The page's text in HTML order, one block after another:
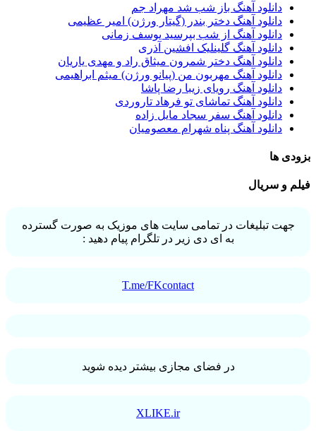
دانلود آهنگ باز شب شد مهراد جم
دانلود آهنگ دختر بندر (گیتار ورژن) امیر عظیمی
دانلود آهنگ از شب بپرسید یوسف زمانی
دانلود آهنگ گلینلیک افشین آذری
دانلود آهنگ دختر شمرون میثاق راد و مهدی یاریان
دانلود آهنگ مهربون من (پیانو ورژن) میثم ابراهیمی
دانلود آهنگ رویای زیبا رضا پاشا
دانلود آهنگ تماشای تو فرهاد تاروردی
دانلود آهنگ سفر سجاد مایل زاده
دانلود آهنگ پناه شهرام معصومیان
بزودی ها
فیلم و سریال
جهت تبلیغات در تمامی سایت های موزیک به صورت گسترده
به ای دی زیر در تلگرام پیام دهید :
T.me/FKcontact
در فضای مجازی بیشتر دیده شوید
XLIKE.ir